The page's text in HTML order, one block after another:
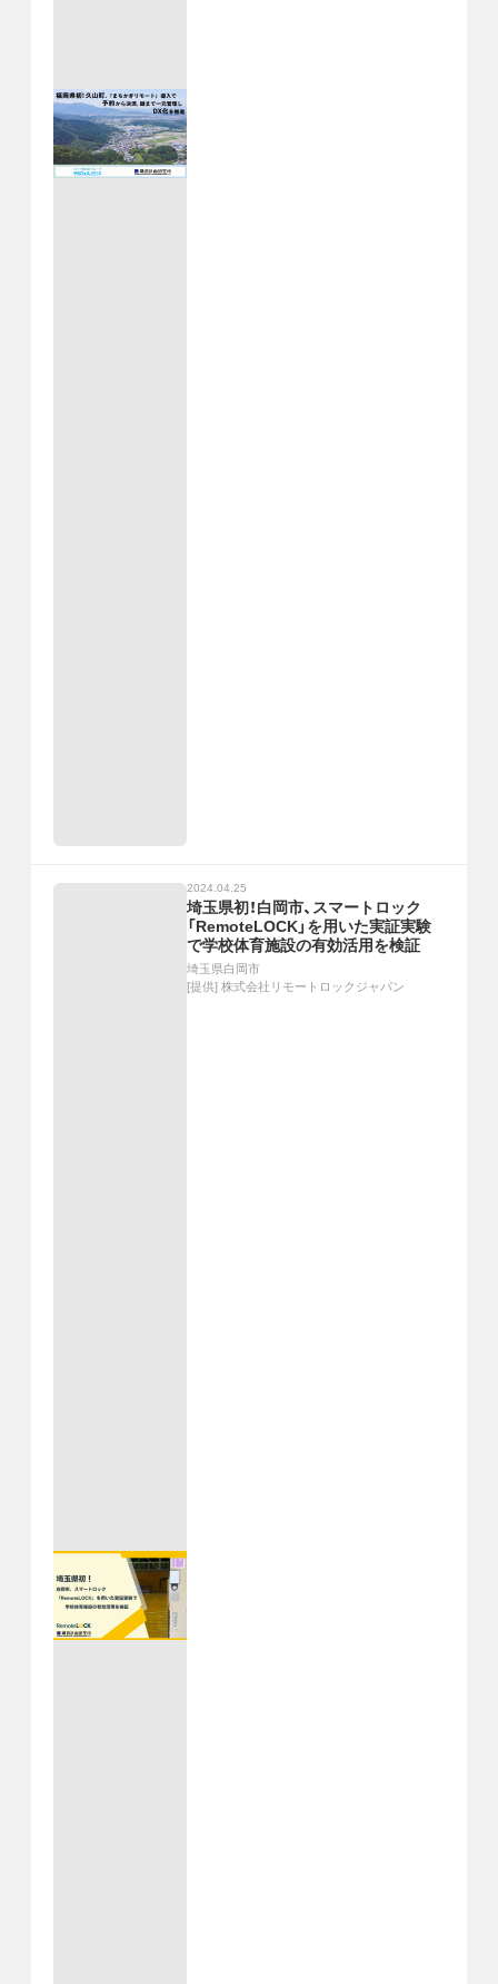
2024.04.25
埼玉県初！白岡市、スマートロック
「RemoteLOCK」を用いた実証実験
で学校体育施設の有効活用を検証
埼玉県白岡市
[提供] 株式会社リモートロックジャパン